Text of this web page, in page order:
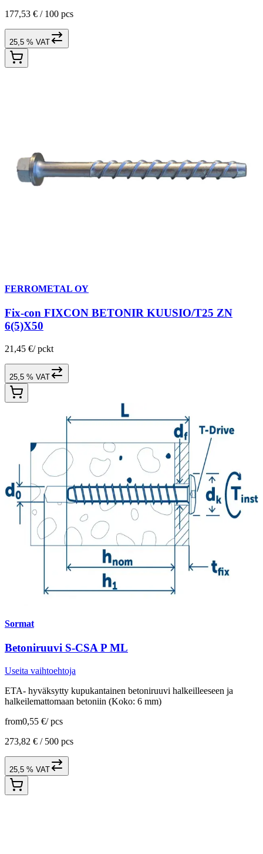
177,53 € / 100 pcs
25,5 % VAT
FERROMETAL OY
Fix-con FIXCON BETONIR KUUSIO/T25 ZN
6(5)X50
21,45 €/ pckt
25,5 % VAT
Sormat
Betoniruuvi S-CSA P ML
Useita vaihtoehtoja
ETA- hyväksytty kupukantainen betoniruuvi halkeilleeseen ja
halkeilemattomaan betoniin (Koko: 6 mm)
from0,55 €/ pcs
273,82 € / 500 pcs
25,5 % VAT